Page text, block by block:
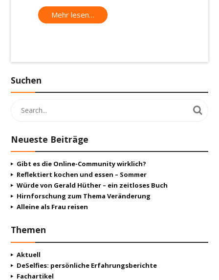
Mehr lesen…
Suchen
Neueste Beiträge
Gibt es die Online-Community wirklich?
Reflektiert kochen und essen – Sommer
Würde von Gerald Hüther – ein zeitloses Buch
Hirnforschung zum Thema Veränderung
Alleine als Frau reisen
Themen
Aktuell
DeSelfies: persönliche Erfahrungsberichte
Fachartikel